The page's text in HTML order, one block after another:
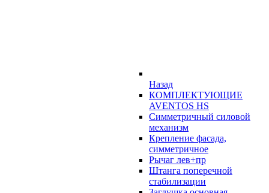
Назад
КОМПЛЕКТУЮЩИЕ
AVENTOS HS
Симметричный силовой
механизм
Крепление фасада,
симметричное
Рычаг лев+пр
Штанга поперечной
стабилизации